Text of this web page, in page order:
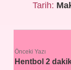
Tarih:
Önceki Yazı
Hentbol 2